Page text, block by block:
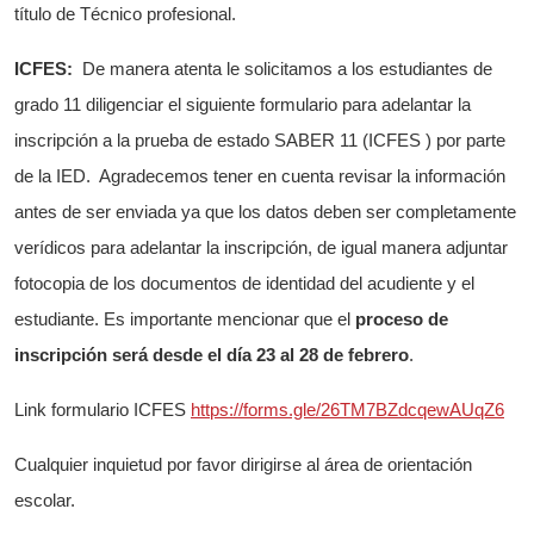
título de Técnico profesional.
ICFES: De manera atenta le solicitamos a los estudiantes de
grado 11 diligenciar el siguiente formulario para adelantar la
inscripción a la prueba de estado SABER 11 (ICFES ) por parte
de la IED. Agradecemos tener en cuenta revisar la información
antes de ser enviada ya que los datos deben ser completamente
verídicos para adelantar la inscripción, de igual manera adjuntar
fotocopia de los documentos de identidad del acudiente y el
estudiante. Es importante mencionar que el proceso de
inscripción será desde el día 23 al 28 de febrero.
Link formulario ICFES https://forms.gle/26TM7BZdcqewAUqZ6
Cualquier inquietud por favor dirigirse al área de orientación
escolar.